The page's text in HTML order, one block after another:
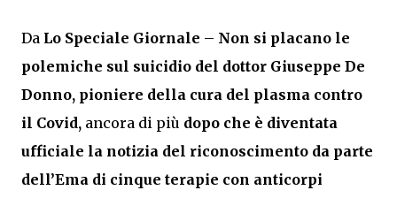
Da Lo Speciale Giornale – Non si placano le
polemiche sul suicidio del dottor Giuseppe De
Donno, pioniere della cura del plasma contro
il Covid, ancora di più dopo che è diventata
ufficiale la notizia del riconoscimento da parte
dell’Ema di cinque terapie con anticorpi